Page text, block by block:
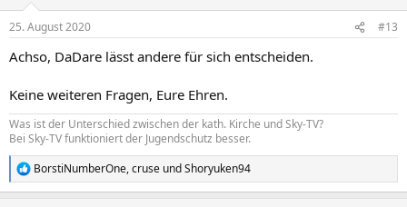
e
:
25. August 2020 #13
Achso, DaDare lässt andere für sich entscheiden.
Keine weiteren Fragen, Eure Ehren.
Was ist der Unterschied zwischen der kath. Kirche und Sky-TV?
Bei Sky-TV funktioniert der Jugendschutz besser.
R
e
BorstiNumberOne,cruse undShoryuken94